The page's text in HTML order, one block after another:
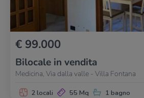
€ 99.000
Bilocale in vendita
Medicina, Via dalla valle - Villa Fontana
2 locali 55 Mq 1 bagno